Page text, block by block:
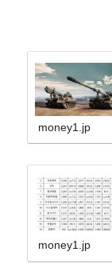
money1.jp
money1.jp